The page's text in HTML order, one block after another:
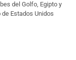
del Golfo, Egipto y
Estados Unidos